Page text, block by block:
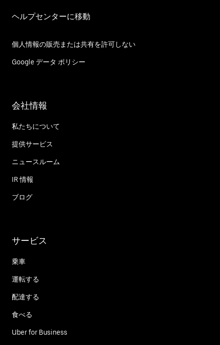
ヘルプセンターに移動
個人情報の販売または共有を許可しない
Google データ ポリシー
会社情報
私たちについて
提供サービス
ニュースルーム
IR 情報
ブログ
サービス
乗車
運転する
配達する
食べる
Uber for Business